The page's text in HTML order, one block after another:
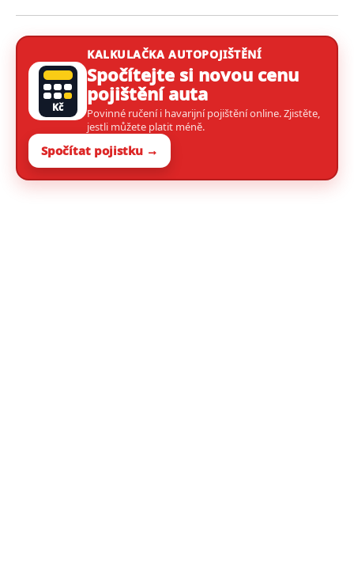
Kč
KALKULAČKA AUTOPOJIŠTĚNÍ
Spočítejte si novou cenu
pojištění auta
Povinné ručení i havarijní pojištění online. Zjistěte,
jestli můžete platit méně.
Spočítat pojistku →